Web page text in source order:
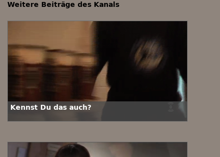
Weitere Beiträge des Kanals
Kennst Du das auch?